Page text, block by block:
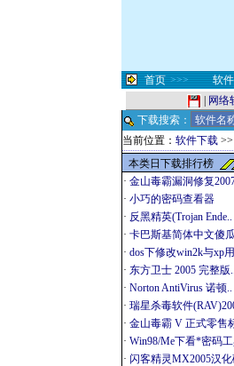
首页 >>> 软
网络
下载搜索：
当前位置： 软件下载 >>
本类日下载排行榜
· 金山毒霸漏洞修复
· 小巧的密码查看器
· 反黑精英(Trojan Ende..
· 卡巴斯基简体中文傻
· dos下修改win2k与xp
· 东方卫士 2005 完整版..
· Norton AntiVirus 诺顿..
· 瑞星杀毒软件
· 金山毒霸 V 正式零售
· Win98/Me下看*密码
· 闪客精灵MX2005汉化